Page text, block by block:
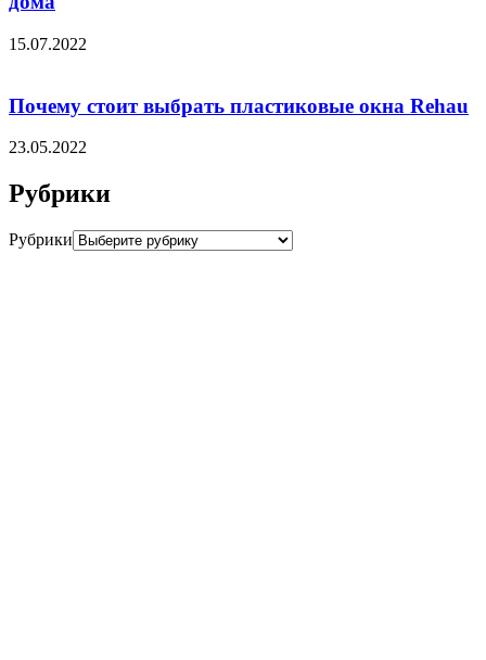
15.07.2022
Почему стоит выбрать пластиковые окна Rehau
23.05.2022
Рубрики
Рубрики